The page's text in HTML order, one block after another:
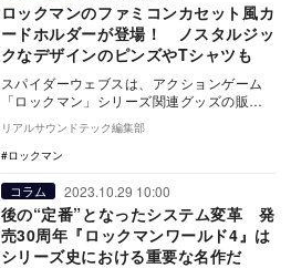
ロックマンのファミコンカセット風カ
ードホルダーが登場！ ノスタルジッ
クなデザインのピンズやTシャツも
スパイダーウェブスは、アクションゲーム
「ロックマン」シリーズ関連グッズの販売
リアルサウンドテック編集部
ロックマン
コラム 2023.10.29 10:00
後の“定番”となったシステム変革 発
売30周年『ロックマンワールド4』は
シリーズ史における重要な名作だ